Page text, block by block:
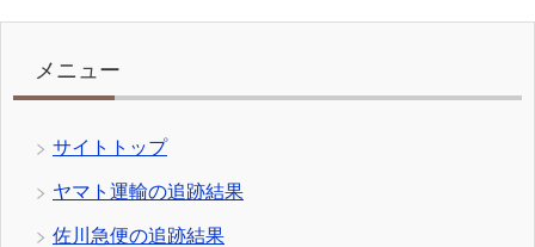
メニュー
サイトトップ
ヤマト運輸の追跡結果
佐川急便の追跡結果